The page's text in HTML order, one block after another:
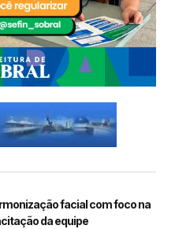
facial com foco na
da equipe